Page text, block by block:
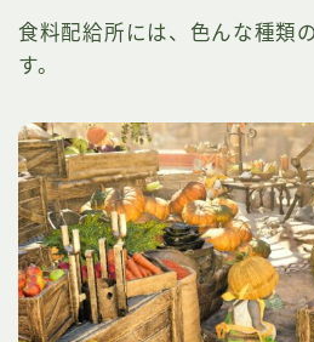
食料配給所には、色んな種類
す。